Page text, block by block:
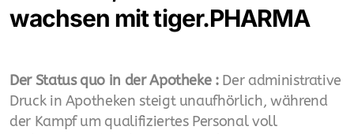
wachsen mit tiger.PHARMA
Der Status quo in der Apotheke : Der administrative
Druck in Apotheken steigt unaufhörlich, während
der Kampf um qualifiziertes Personal voll
Mitarbeiter
Liquidität - Cash Flow der Apotheke
QMS-Qualitätsmanagement